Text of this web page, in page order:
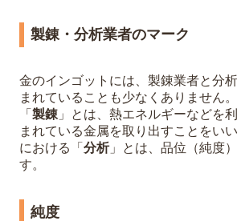
製錬・分析業者のマーク
金のインゴットには、製錬業者と分
まれていることも少なくありません。
「 製錬」とは、熱エネルギーなどを
まれている金属を取り出すことをい
における「 分析」とは、品位（純度
す。
純度